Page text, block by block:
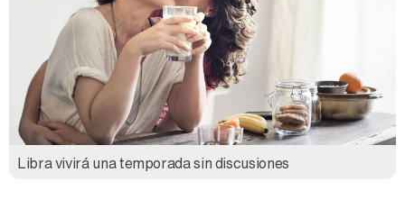
Libra vivirá una temporada sin discusiones